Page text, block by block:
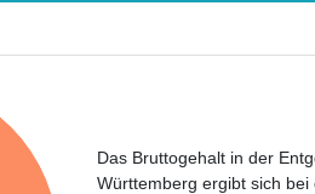
Das Bruttogehalt in der
Württemberg ergibt sich